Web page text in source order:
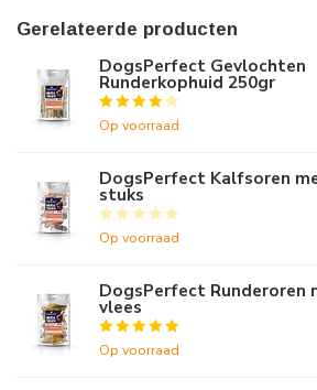
Gerelateerde producten
DogsPerfect Gevlochten
Runderkophuid 250gr
Op voorraad
DogsPerfect Kalfsoren
stuks
Op voorraad
DogsPerfect Runderoren
vlees
Op voorraad